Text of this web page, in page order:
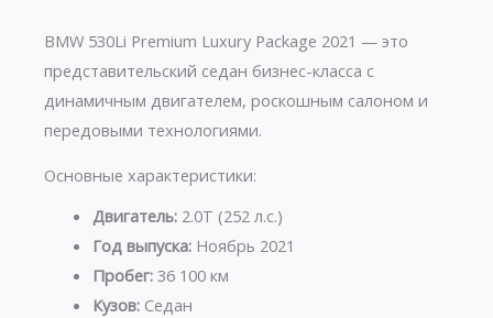
BMW 530Li Premium Luxury Package 2021 — это
представительский седан бизнес-класса с
динамичным двигателем, роскошным салоном и
передовыми технологиями.
Основные характеристики:
Двигатель:2.0T (252 л.с.)
Год выпуска:Ноябрь 2021
Пробег:36 100 км
Кузов:Седан